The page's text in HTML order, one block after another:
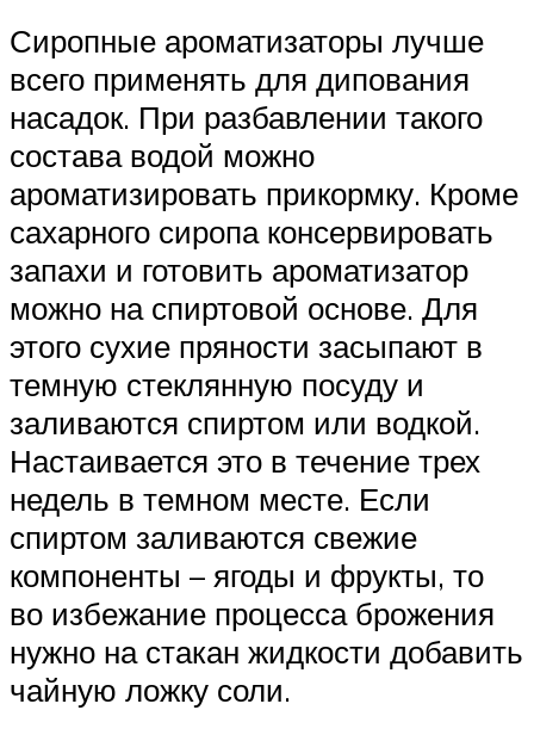
Сиропные ароматизаторы лучше
всего применять для дипования
насадок. При разбавлении такого
состава водой можно
ароматизировать прикормку. Кроме
сахарного сиропа консервировать
запахи и готовить ароматизатор
можно на спиртовой основе. Для
этого сухие пряности засыпают в
темную стеклянную посуду и
заливаются спиртом или водкой.
Настаивается это в течение трех
недель в темном месте. Если
спиртом заливаются свежие
компоненты – ягоды и фрукты, то
во избежание процесса брожения
нужно на стакан жидкости добавить
чайную ложку соли.